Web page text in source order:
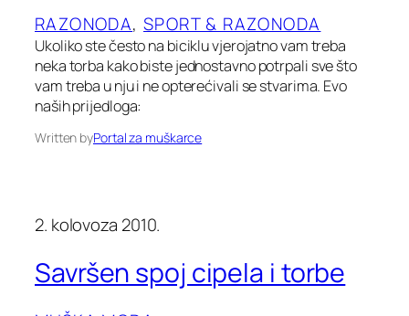
RAZONODA, SPORT & RAZONODA
Ukoliko ste često na biciklu vjerojatno vam treba
neka torba kako biste jednostavno potrpali sve što
vam treba u nju i ne opterećivali se stvarima. Evo
naših prijedloga:
Written byPortal za muškarce
2. kolovoza 2010.
Savršen spoj cipela i torbe